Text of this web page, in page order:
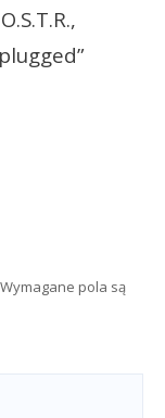
Wymagane pola są